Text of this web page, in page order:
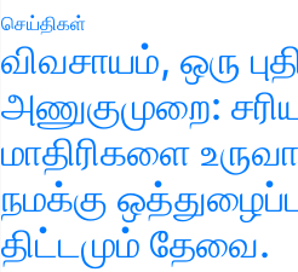
செய்திகள்
விவசாயம், ஒரு
அணுகுமுறை:
மாதிரிகளை
நமக்கு
திட்டமும் தேவை.